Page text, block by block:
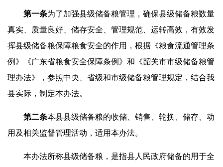
第一条为了加强县级储备粮管理，确保县级储备粮数量
真实、质量良好、储存安全、管理规范、运转高效，有效发
挥县级储备粮保障粮食安全的作用，根据《粮食流通管理条
例》《广东省粮食安全保障条例》和《韶关市市级储备粮管
理办法》，参照中央、省级和市级储备粮管理规定，结合我
县实际，制定本办法。
第二条本县县级储备粮的收储、销售、轮换、储存、动
用及相关监督管理活动，适用本办法。
本办法所称县级储备粮，是指县人民政府储备的用于全